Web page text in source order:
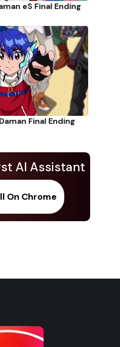
AI Assistant
On Chrome
eS Final Ending
Final Ending